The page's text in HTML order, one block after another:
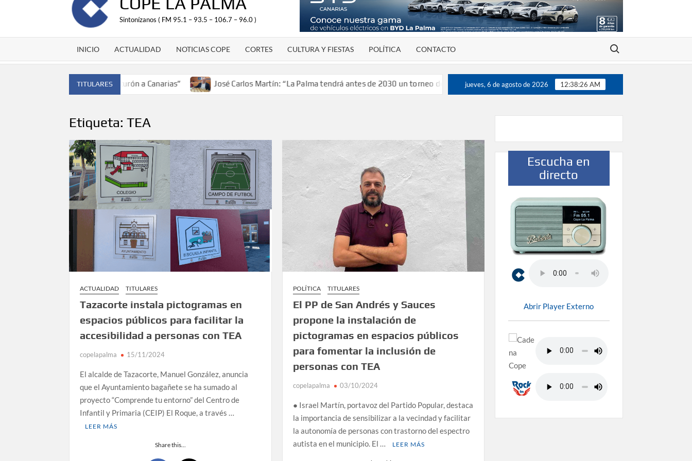
Sintonízanos ( FM 95.1 – 93.5 – 106.7 – 96.0 )
INICIO ACTUALIDAD NOTICIAS COPE CORTES CULTURA Y FIESTAS POLÍTICA CONTACTO
Buscar:
TITULARES
de España y traer el cinturón a Canarias” José Carlos Martín: “La Palma tendrá antes de 2030 un torneo de ajedrez con 200 jugadores” Víctor González destaca el papel del
jueves, 6 de agosto de 2026 12:38:27 AM
Etiqueta:TEA
ACTUALIDAD TITULARES
Tazacorte instala pictogramas en
espacios públicos para facilitar la
accesibilidad a personas con TEA
copelapalma 15/11/2024
El alcalde de Tazacorte, Manuel González, anuncia
que el Ayuntamiento bagañete se ha sumado al
proyecto “Comprende tu entorno” del Centro de
Infantil y Primaria (CEIP) El Roque, a través …
LEER MÁS
Share this...
POLÍTICA TITULARES
El PP de San Andrés y Sauces
propone la instalación de
pictogramas en espacios públicos
para fomentar la inclusión de
personas con TEA
copelapalma 03/10/2024
● Israel Martín, portavoz del Partido Popular, destaca
la importancia de sensibilizar a la vecindad y facilitar
la autonomía de personas con trastorno del espectro
autista en el municipio. El …
LEER MÁS
Escucha en
directo
Abrir Player Externo